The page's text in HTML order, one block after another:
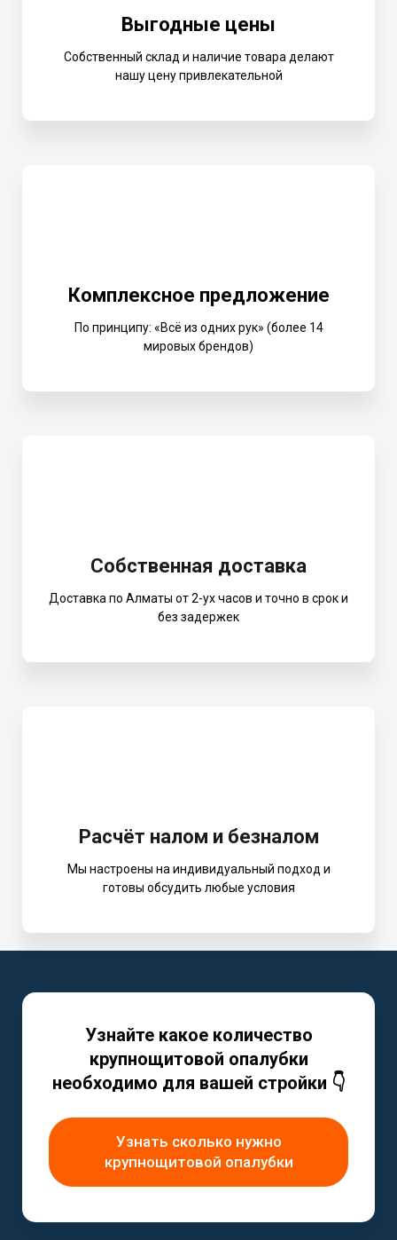
Выгодные цены
Собственный склад и наличие товара делают
нашу цену привлекательной
Комплексное предложение
По принципу: «Всё из одних рук» (более 14
мировых брендов)
Собственная доставка
Доставка по Алматы от 2-ух часов и точно в срок и
без задержек
Расчёт налом и безналом
Мы настроены на индивидуальный подход и
готовы обсудить любые условия
Узнайте какое количество
крупнощитовой опалубки
необходимо для вашей стройки 👇
Узнать сколько нужно
крупнощитовой опалубки